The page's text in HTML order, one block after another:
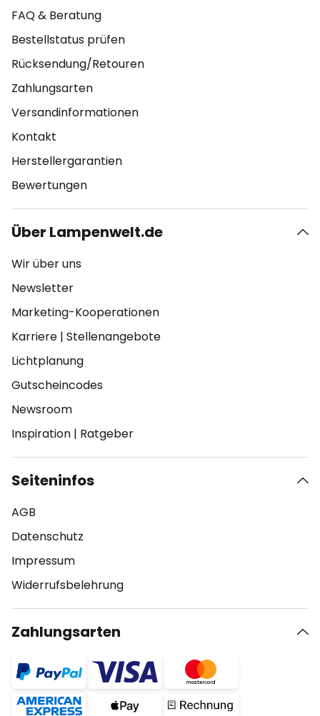
FAQ & Beratung
Bestellstatus prüfen
Rücksendung/Retouren
Zahlungsarten
Versandinformationen
Kontakt
Herstellergarantien
Bewertungen
Über Lampenwelt.de
Wir über uns
Newsletter
Marketing-Kooperationen
Karriere | Stellenangebote
Lichtplanung
Gutscheincodes
Newsroom
Inspiration | Ratgeber
Seiteninfos
AGB
Datenschutz
Impressum
Widerrufsbelehrung
Zahlungsarten